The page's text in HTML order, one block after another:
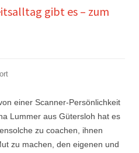
gibt es – zum
einer Scanner-Persönlichkeit
Lummer aus Gütersloh hat es
zu coachen, ihnen
zu machen, den eigenen und